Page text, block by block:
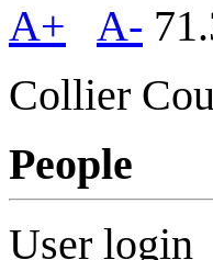
A+
A-
Collier
People
User login